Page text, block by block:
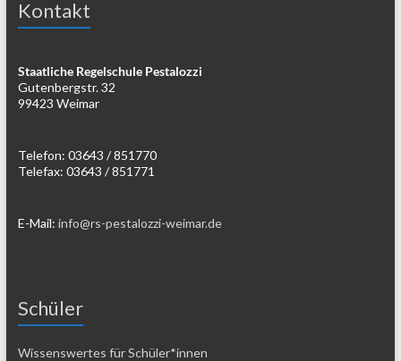
Kontakt
Staatliche Regelschule Pestalozzi
Gutenbergstr. 32
99423 Weimar
Telefon: 03643 / 851770
Telefax: 03643 / 851771
E-Mail: info@rs-pestalozzi-weimar.de
Schüler
Wissenswertes für Schüler*innen